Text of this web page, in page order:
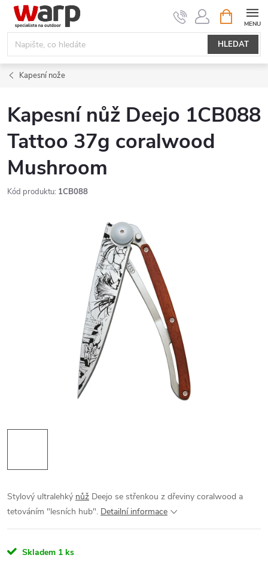
Přejít
obsah
HLEDAT
NÁKUPNÍ
KOŠÍK
Kapesní nože
Kapesní nůž Deejo 1CB088
Tattoo 37g coralwood
Mushroom
Kód produktu: 1CB088
Stylový ultralehký nůž Deejo se střenkou z dřeviny coralwood a
tetováním "lesních hub". Detailní informace
Skladem 1 ks